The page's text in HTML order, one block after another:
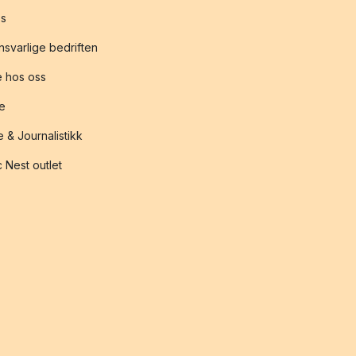
bedriften
hos oss
& Journalistikk
Nest outlet